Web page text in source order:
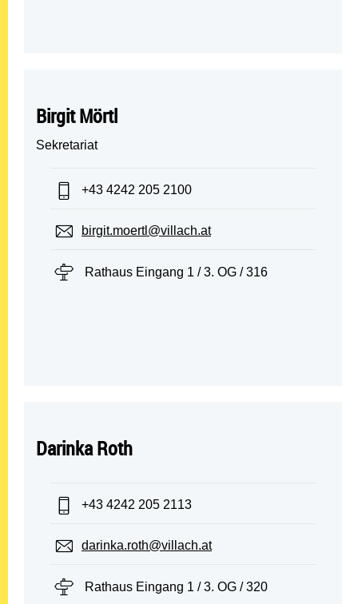
Birgit Mörtl
Sekretariat
Telefon:
+43 4242 205 2100
E-Mail:
birgit.moertl@villach.at
Standort:
Rathaus Eingang 1 / 3. OG / 316
Darinka Roth
Telefon:
+43 4242 205 2113
E-Mail:
darinka.roth@villach.at
Standort:
Rathaus Eingang 1 / 3. OG / 320